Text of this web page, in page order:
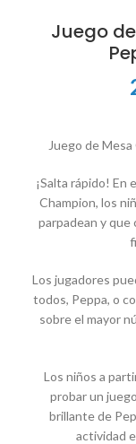
Juego
Juego de
¡Salta rápido! En
Champion, los
parpadean y que
Los jugadores
todos, Peppa, o
sobre el mayor
Los niños a
probar un
brillante de
actividad